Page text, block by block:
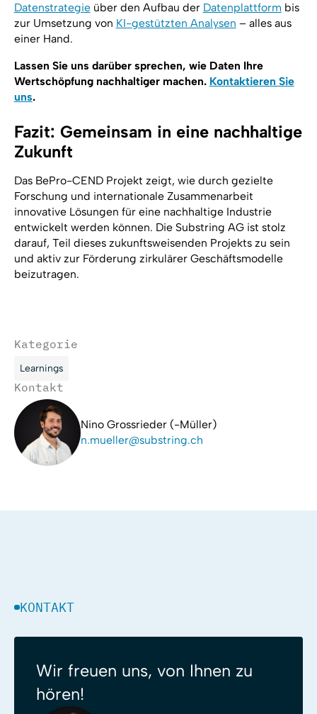
Kategorie
Learnings
Kontakt
Nino Grossrieder (-Müller)
n.mueller@substring.ch
Datenstrategieüber den Aufbau der Datenplattform bis
zur Umsetzung von KI-gestützten Analysen – alles aus
einer Hand.
Lassen Sie uns darüber sprechen, wie Daten Ihre
Wertschöpfung nachhaltiger machen. Kontaktieren Sie
uns.
Fazit: Gemeinsam in eine nachhaltige
Zukunft
Das BePro-CEND Projekt zeigt, wie durch gezielte
Forschung und internationale Zusammenarbeit
innovative Lösungen für eine nachhaltige Industrie
entwickelt werden können. Die Substring AG ist stolz
darauf, Teil dieses zukunftsweisenden Projekts zu sein
und aktiv zur Förderung zirkulärer Geschäftsmodelle
beizutragen.
KONTAKT
Wir freuen uns, von Ihnen zu
hören!